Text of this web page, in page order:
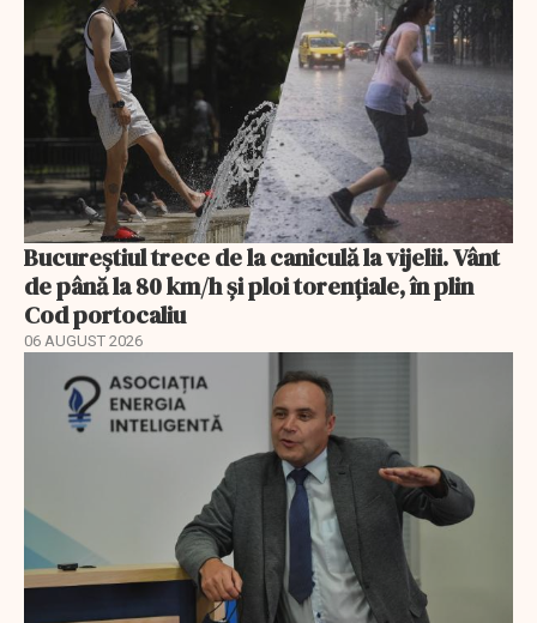
Bucureștiul trece de la caniculă la vijelii. Vânt
de până la 80 km/h și ploi torențiale, în plin
Cod portocaliu
06 AUGUST 2026